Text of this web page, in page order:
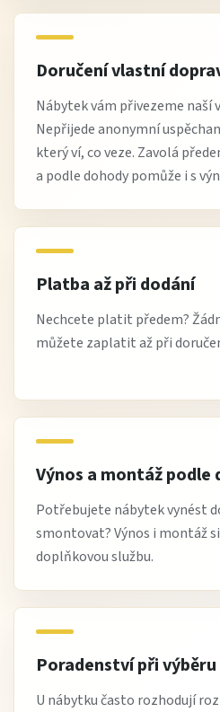
Doručení vlastní
Nábytek vám přivezeme naší
Nepřijede anonymní
který ví, co veze. Zavolá
a podle dohody pomůže i s
Platba až při dodání
Nechcete platit předem?
můžete zaplatit až při
Výnos a montáž podle
Potřebujete nábytek vynést
smontovat? Výnos i montáž
doplňkovou službu.
Poradenství při výběru
U nábytku často rozhodují